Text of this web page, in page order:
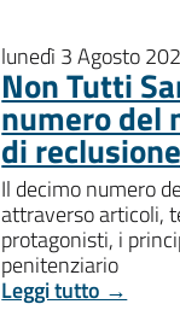
lunedì 3 Agosto
Non Tutti
numero del
di
Il decimo numero
attraverso articoli,
protagonisti, i
penitenziario
Leggi tutto →